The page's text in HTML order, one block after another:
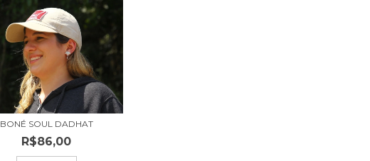
BONÉ SOUL DADHAT
R$86,00